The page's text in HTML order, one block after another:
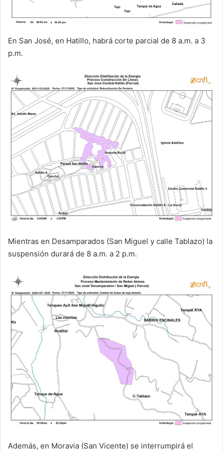
En San José, en Hatillo, habrá corte parcial de 8 a.m. a 3
p.m.
Mientras en Desamparados (San Miguel y calle Tablazo) la
suspensión durará de 8 a.m. a 2 p.m.
Además, en Moravia (San Vicente) se interrumpirá el